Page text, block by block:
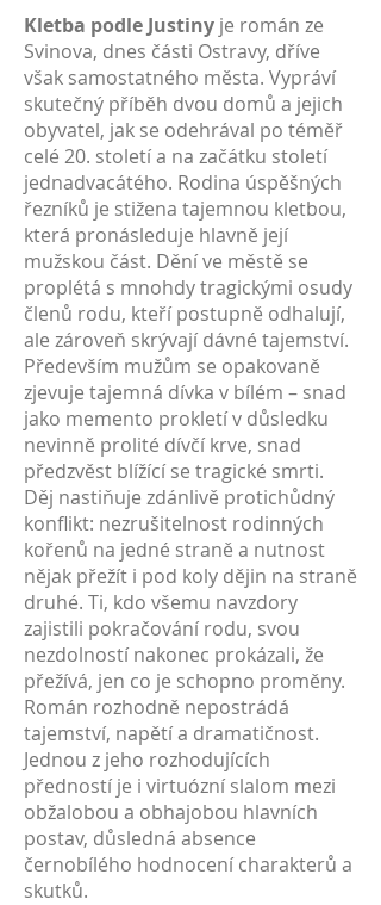
Kletba podle Justiny je román ze
Svinova, dnes části Ostravy, dříve
však samostatného města. Vypráví
skutečný příběh dvou domů a jejich
obyvatel, jak se odehrával po téměř
celé 20. století a na začátku století
jednadvacátého. Rodina úspěšných
řezníků je stižena tajemnou kletbou,
která pronásleduje hlavně její
mužskou část. Dění ve městě se
proplétá s mnohdy tragickými osudy
členů rodu, kteří postupně odhalují,
ale zároveň skrývají dávné tajemství.
Především mužům se opakovaně
zjevuje tajemná dívka v bílém – snad
jako memento prokletí v důsledku
nevinně prolité dívčí krve, snad
předzvěst blížící se tragické smrti.
Děj nastiňuje zdánlivě protichůdný
konflikt: nezrušitelnost rodinných
kořenů na jedné straně a nutnost
nějak přežít i pod koly dějin na straně
druhé. Ti, kdo všemu navzdory
zajistili pokračování rodu, svou
nezdolností nakonec prokázali, že
přežívá, jen co je schopno proměny.
Román rozhodně nepostrádá
tajemství, napětí a dramatičnost.
Jednou z jeho rozhodujících
předností je i virtuózní slalom mezi
obžalobou a obhajobou hlavních
postav, důsledná absence
černobílého hodnocení charakterů a
skutků.